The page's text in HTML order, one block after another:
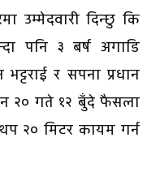
उम्मेदवारी दिन्छु कि
पनि ३ बर्ष अगाडि
र सपना प्रधान
२० गते १२ बुँदे फैसला
२० मिटर कायम गर्न